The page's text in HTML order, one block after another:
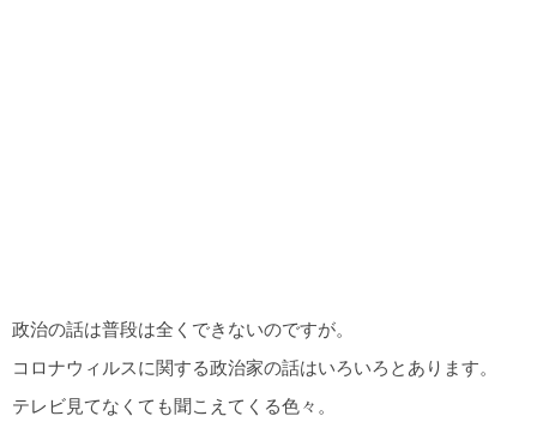
政治の話は普段は全くできないのですが。
コロナウィルスに関する政治家の話はいろいろとあります。
テレビ見てなくても聞こえてくる色々。